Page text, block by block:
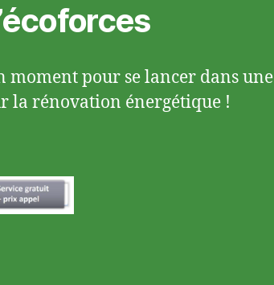
moment pour se lancer dans une
la rénovation énergétique !